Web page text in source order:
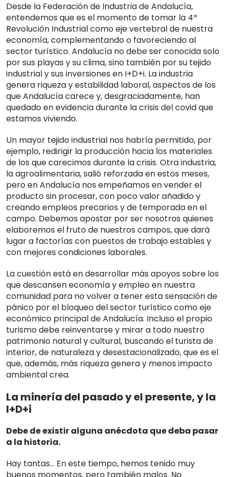
Desde la Federación de Industria de Andalucía,
entendemos que es el momento de tomar la 4º
Revolución Industrial como eje vertebral de nuestra
economía, complementando o favoreciendo al
sector turístico. Andalucía no debe ser conocida solo
por sus playas y su clima, sino también por su tejido
industrial y sus inversiones en I+D+i. La industria
genera riqueza y estabilidad laboral, aspectos de los
que Andalucía carece y, desgraciadamente, han
quedado en evidencia durante la crisis del covid que
estamos viviendo.
Un mayor tejido industrial nos habría permitido, por
ejemplo, redirigir la producción hacia los materiales
de los que carecimos durante la crisis. Otra industria,
la agroalimentaria, salió reforzada en estos meses,
pero en Andalucía nos empeñamos en vender el
producto sin procesar, con poco valor añadido y
creando empleos precarios y de temporada en el
campo. Debemos apostar por ser nosotros quienes
elaboremos el fruto de nuestros campos, que dará
lugar a factorías con puestos de trabajo estables y
con mejores condiciones laborales.
La cuestión está en desarrollar más apoyos sobre los
que descansen economía y empleo en nuestra
comunidad para no volver a tener esta sensación de
pánico por el bloqueo del sector turístico como eje
económico principal de Andalucía. Incluso el propio
turismo debe reinventarse y mirar a todo nuestro
patrimonio natural y cultural, buscando el turista de
interior, de naturaleza y desestacionalizado, que es el
que, además, más riqueza genera y menos impacto
ambiental crea.
La minería del pasado y el presente, y la
I+D+i
Debe de existir alguna anécdota que deba pasar
a la historia.
Hay tantas… En este tiempo, hemos tenido muy